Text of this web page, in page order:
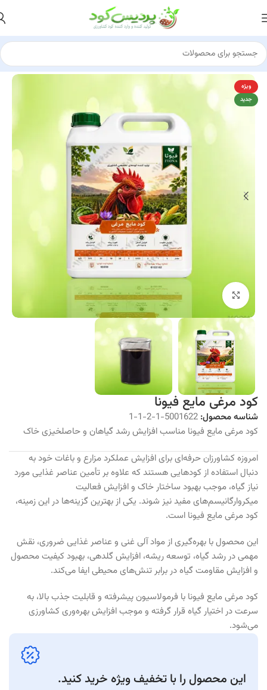
خانه کود مرغی کود مایع مرغی ساده
ویژه
جدید
برای بزرگنمایی کلیک کنید
کود مرغی مایع فیونا
شناسه محصول: 5001622-1-2-1-1
کود مرغی مایع فیونا مناسب افزایش رشد گیاهان و حاصلخیزی خاک
امروزه کشاورزان حرفه‌ای برای افزایش عملکرد مزارع و باغات خود به
دنبال استفاده از کودهایی هستند که علاوه بر تأمین عناصر غذایی مورد
نیاز گیاه، موجب بهبود ساختار خاک و افزایش فعالیت
میکروارگانیسم‌های مفید نیز شوند. یکی از بهترین گزینه‌ها در این زمینه،
کود مرغی مایع فیونا است.
این محصول با بهره‌گیری از مواد آلی غنی و عناصر غذایی ضروری، نقش
مهمی در رشد گیاه، توسعه ریشه، افزایش گلدهی، بهبود کیفیت محصول
و افزایش مقاومت گیاه در برابر تنش‌های محیطی ایفا می‌کند.
کود مرغی مایع فیونا با فرمولاسیون پیشرفته و قابلیت جذب بالا، به
سرعت در اختیار گیاه قرار گرفته و موجب افزایش بهره‌وری کشاورزی
می‌شود.
این محصول را با تخفیف ویژه خرید کنید.
مشتری آقای درویشی 10 تن از انار کرمان
5 ساعت پیش